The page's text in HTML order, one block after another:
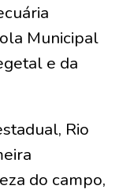
Municipal
e da
Rio
do campo,